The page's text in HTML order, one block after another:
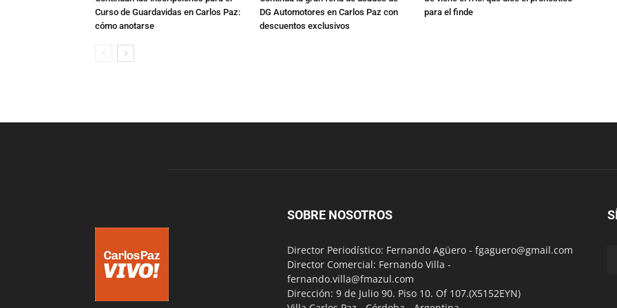
Curso de Guardavidas en Carlos Paz:
cómo anotarse
DG Automotores en Carlos Paz con
descuentos exclusivos
para el finde
SOBRE NOSOTROS
Director Periodístico: Fernando Agüero - fgaguero@gmail.com
Director Comercial: Fernando Villa -
fernando.villa@fmazul.com
Dirección: 9 de Julio 90. Piso 10. Of 107.(X5152EYN)